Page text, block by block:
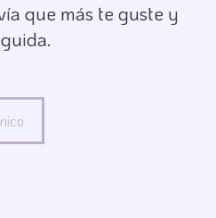
que más te guste y